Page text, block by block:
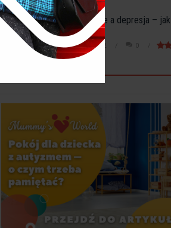
Dojrzewanie a depresja – jak
rozpoznać...
6 maja 2022 0